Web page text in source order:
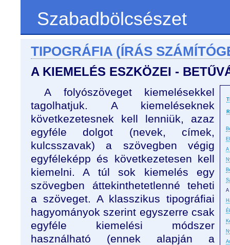
Szabadbölcsészet
TIPOGRÁFIA (ÍRÁS
A KIEMELÉS ESZKÖZEI -
A
A
A folyószöveget kiemelésekkel
tagolhatjuk. A kiemeléseknek
következetesnek kell lenniük, azaz
egyféle dolgot (nevek, címek,
kulcsszavak) a szövegben végig
egyféleképp és következetesen kell
kiemelni. A túl sok kiemelés egy
szövegben áttekinthetetlenné teheti
a szöveget. A klasszikus tipográfiai
hagyományok szerint egyszerre csak
egyféle kiemelési módszer
használható (ennek alapján a